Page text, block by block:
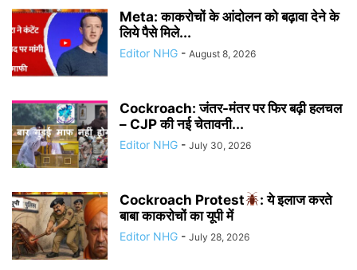
Meta: काकरोचों के आंदोलन को बढ़ावा देने के
लिये पैसे मिले...
Editor NHG - August 8, 2026
Cockroach: जंतर-मंतर पर फिर बढ़ी हलचल
– CJP की नई चेतावनी...
Editor NHG - July 30, 2026
Cockroach Protest
: ये इलाज करते
बाबा काकरोचों का यूपी में
Editor NHG - July 28, 2026